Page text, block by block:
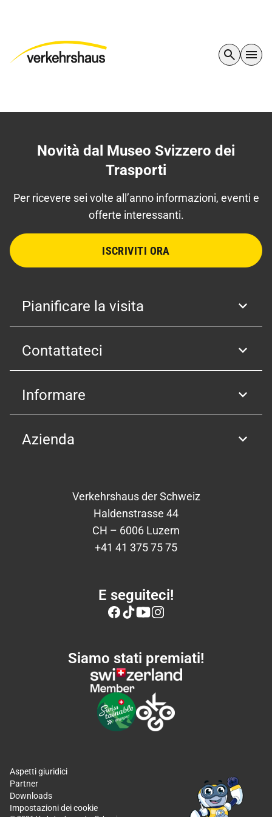
Novità dal Museo Svizzero dei
Trasporti
Per ricevere sei volte all’anno informazioni, eventi e
offerte interessanti.
ISCRIVITI ORA
Pianificare la visita
Contattateci
Informare
Azienda
Verkehrshaus der Schweiz
Haldenstrasse 44
CH – 6006 Luzern
+41 41 375 75 75
E seguiteci!
Siamo stati premiati!
Aspetti giuridici
Partner
Downloads
Impostazioni dei cookie